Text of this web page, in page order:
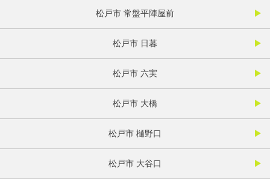
松戸市 常盤平陣屋前
松戸市 日暮
松戸市 六実
松戸市 大橋
松戸市 樋野口
松戸市 大谷口